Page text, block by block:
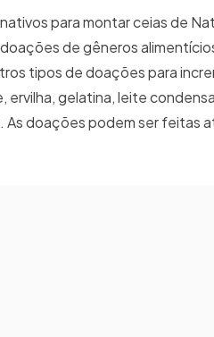
para montar ceias de
de gêneros
tipos de doações para
gelatina, leite
As doações podem ser feitas